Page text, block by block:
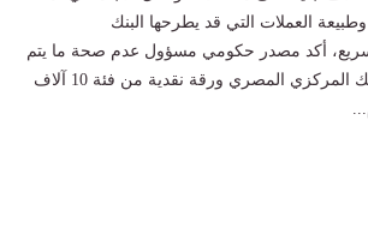
العملات التي قد يطرحها البنك
أكد مصدر حكومي مسؤول عدم صحة ما يتم
تداوله بشأن إصدار البنك المركزي المصري ورقة نقدية من فئة 10 آلاف